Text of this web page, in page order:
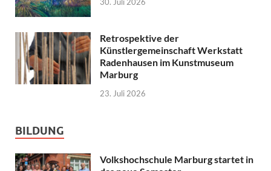
30. Juli 2026
Retrospektive der
Künstlergemeinschaft Werkstatt
Radenhausen im Kunstmuseum
Marburg
23. Juli 2026
BILDUNG
Volkshochschule Marburg startet in